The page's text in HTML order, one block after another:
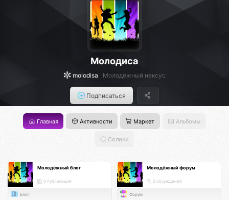
Молодиса
molodisa Молодёжный нексус
Подписаться
Главная Активности Маркет Альбомы
Солики
Молодёжный блог
0 публикаций
Блог
Молодёжный форум
0 обсуждений
Форум